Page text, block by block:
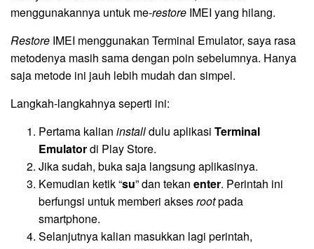
menggunakannya untuk me-restore IMEI yang hilang.
Restore IMEI menggunakan Terminal Emulator, saya rasa
metodenya masih sama dengan poin sebelumnya. Hanya
saja metode ini jauh lebih mudah dan simpel.
Langkah-langkahnya seperti ini:
Pertama kalian installdulu aplikasi Terminal
Emulatordi Play Store.
Jika sudah, buka saja langsung aplikasinya.
Kemudian ketik “su” dan tekan enter. Perintah ini
berfungsi untuk memberi aksesrootpada
smartphone.
Selanjutnya kalian masukkan lagi perintah,